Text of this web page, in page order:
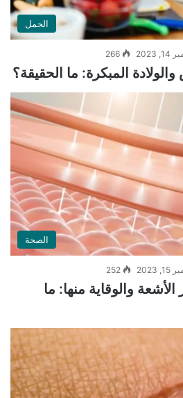
الحمل
2023
266
المبكرة: ما الحقيقة؟
الصحة
2023
252
والوقاية منها: ما